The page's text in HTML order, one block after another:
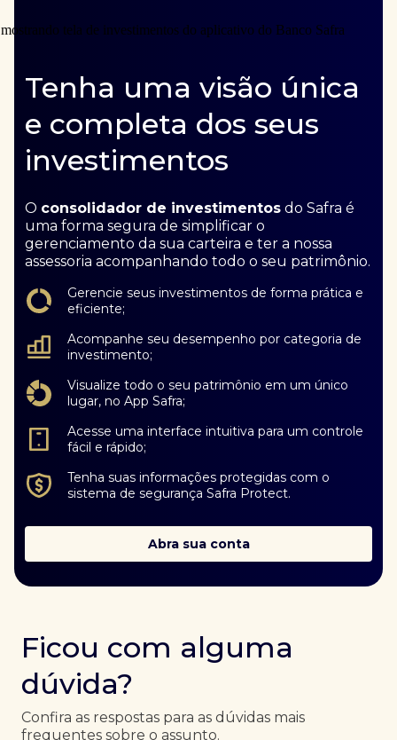
Tenha uma visão única
e completa dos seus
investimentos
O consolidador de investimentos do Safra é
uma forma segura de simplificar o
gerenciamento da sua carteira e ter a nossa
assessoria acompanhando todo o seu patrimônio.
Gerencie seus investimentos de forma prática e
eficiente;
Acompanhe seu desempenho por categoria de
investimento;
Visualize todo o seu patrimônio em um único
lugar, no App Safra;
Acesse uma interface intuitiva para um controle
fácil e rápido;
Tenha suas informações protegidas com o
sistema de segurança Safra Protect.
Abra sua conta
Ficou com alguma
dúvida?
Confira as respostas para as dúvidas mais
frequentes sobre o assunto.